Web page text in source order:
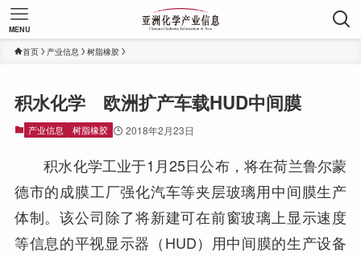
MENU
首页 产业信息 树脂橡胶
积水化学 欧洲扩产车载HUD中间膜
产业信息 树脂橡胶 2018年2月23日
积水化学工业于1月25日公布，将在荷兰鲁尔蒙
德市的成膜工厂强化汽车等夹层玻璃用中间膜生产
体制。该公司除了将新建可在前窗玻璃上显示速度
等信息的平视显示器（HUD）用中间膜的生产设备